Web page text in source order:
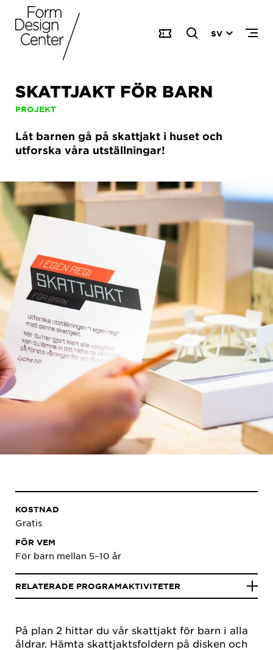
SV
SKATTJAKT FÖR BARN
PROJEKT
Låt barnen gå på skattjakt i huset och
utforska våra utställningar!
På plan 2 hittar du vår skattjakt för barn i alla
åldrar. Hämta skattjaktsfoldern på disken och
KOSTNAD
Gratis
FÖR VEM
För barn mellan 5–10 år
RELATERADE PROGRAMAKTIVITETER